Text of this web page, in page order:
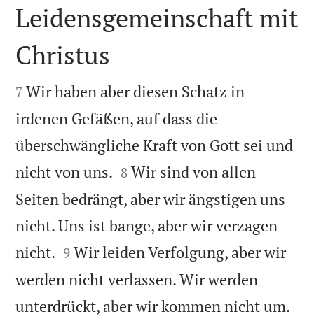

Leidensgemeinschaft mit
Christus

7 Wir haben aber diesen Schatz in
irdenen Gefäßen, auf dass die
überschwängliche Kraft von Gott sei und
nicht von uns. 

8 Wir sind von allen
Seiten bedrängt, aber wir ängstigen uns
nicht. Uns ist bange, aber wir verzagen
nicht. 

9 Wir leiden Verfolgung, aber wir
werden nicht verlassen. Wir werden
unterdrückt, aber wir kommen nicht um.